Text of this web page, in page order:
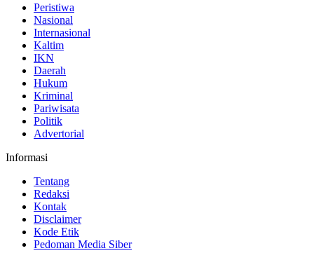
Peristiwa
Nasional
Internasional
Kaltim
IKN
Daerah
Hukum
Kriminal
Pariwisata
Politik
Advertorial
Informasi
Tentang
Redaksi
Kontak
Disclaimer
Kode Etik
Pedoman Media Siber